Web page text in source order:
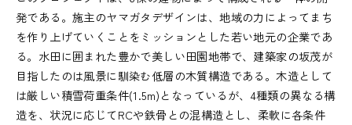
発である。施主のヤマガタデザインは、地域の力によってまち
を作り上げていくことをミッションとした若い地元の企業であ
る。水田に囲まれた豊かで美しい田園地帯で、建築家の坂茂が
目指したのは風景に馴染む低層の木質構造である。木造として
は厳しい積雪荷重条件(1.5m)となっているが、4種類の異なる構
造を、状況に応じてRCや鉄骨との混構造とし、柔軟に各条件